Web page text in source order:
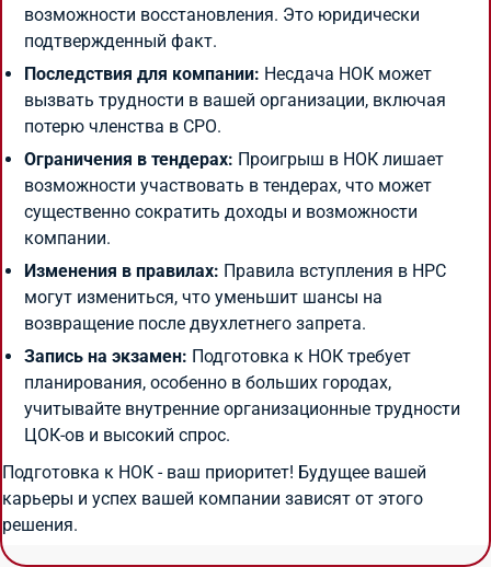
возможности восстановления. Это юридически
подтвержденный факт.
Последствия для компании: Несдача НОК может
вызвать трудности в вашей организации, включая
потерю членства в СРО.
Ограничения в тендерах: Проигрыш в НОК лишает
возможности участвовать в тендерах, что может
существенно сократить доходы и возможности
компании.
Изменения в правилах: Правила вступления в НРС
могут измениться, что уменьшит шансы на
возвращение после двухлетнего запрета.
Запись на экзамен: Подготовка к НОК требует
планирования, особенно в больших городах,
учитывайте внутренние организационные трудности
ЦОК-ов и высокий спрос.
Подготовка к НОК - ваш приоритет! Будущее вашей
карьеры и успех вашей компании зависят от этого
решения.